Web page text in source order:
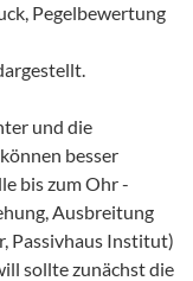
Pegelbewertung
und die
besser
bis zum Ohr -
Ausbreitung
Passivhaus Institut)
sollte zunächst die